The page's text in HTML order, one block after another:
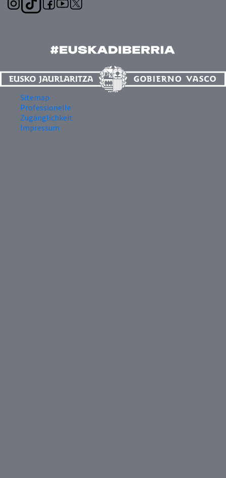
Sitemap
Professionelle
Zugänglichkeit
Impressum